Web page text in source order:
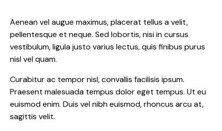
Aenean vel augue maximus, placerat tellus a velit,
pellentesque et neque. Sed lobortis, nisi in cursus
vestibulum, ligula justo varius lectus, quis finibus purus
nisl vel quam.
Curabitur ac tempor nisl, convallis facilisis ipsum.
Praesent malesuada tempus dolor eget tempus. Ut eu
euismod enim. Duis vel nibh euismod, rhoncus arcu at,
sagittis velit.